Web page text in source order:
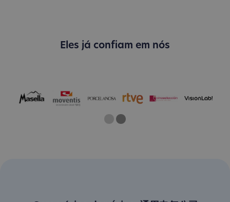
Eles já confiam em nós
OneTwo
Current Slide